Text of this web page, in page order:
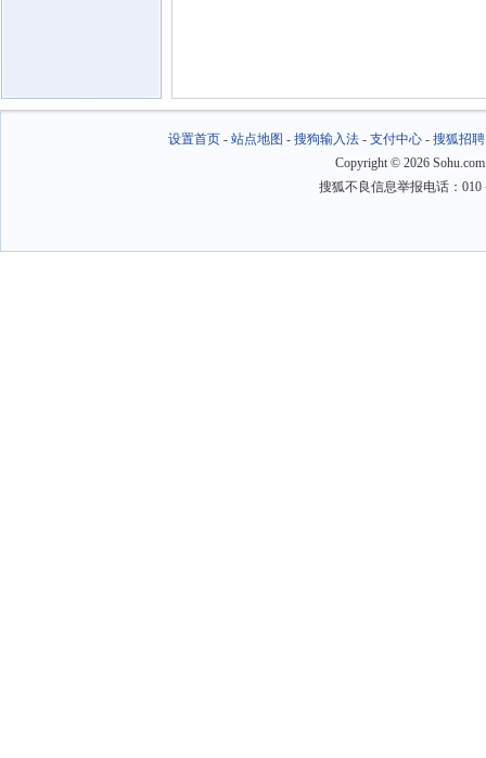
设置首页- 站点地图 - 搜狗输入法- 支付中心- 搜狐招聘
Copyright © 2026
搜狐不良信息举报电话：010